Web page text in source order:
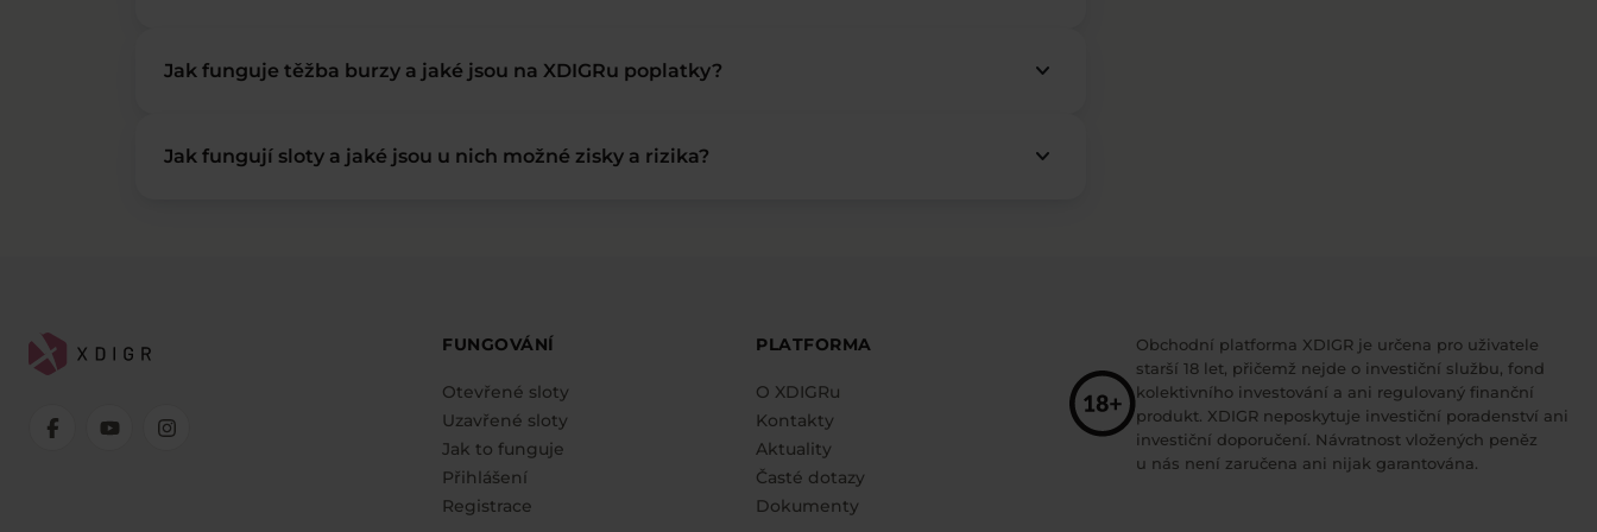
Jak funguje těžba burzy a jaké jsou na XDIGRu poplatky? keyboard_arrow_down
Jak fungují sloty a jaké jsou u nich možné zisky a rizika? keyboard_arrow_down
FUNGOVÁNÍ
Otevřené sloty
Uzavřené sloty
Jak to funguje
Přihlášení
Registrace
PLATFORMA
O XDIGRu
Kontakty
Aktuality
Časté dotazy
Dokumenty
Obchodní platforma XDIGR je určena pro uživatele
starší 18 let, přičemž nejde o investiční službu, fond
kolektivního investování a ani regulovaný finanční
produkt. XDIGR neposkytuje investiční poradenství ani
investiční doporučení. Návratnost vložených peněz
u nás není zaručena ani nijak garantována.